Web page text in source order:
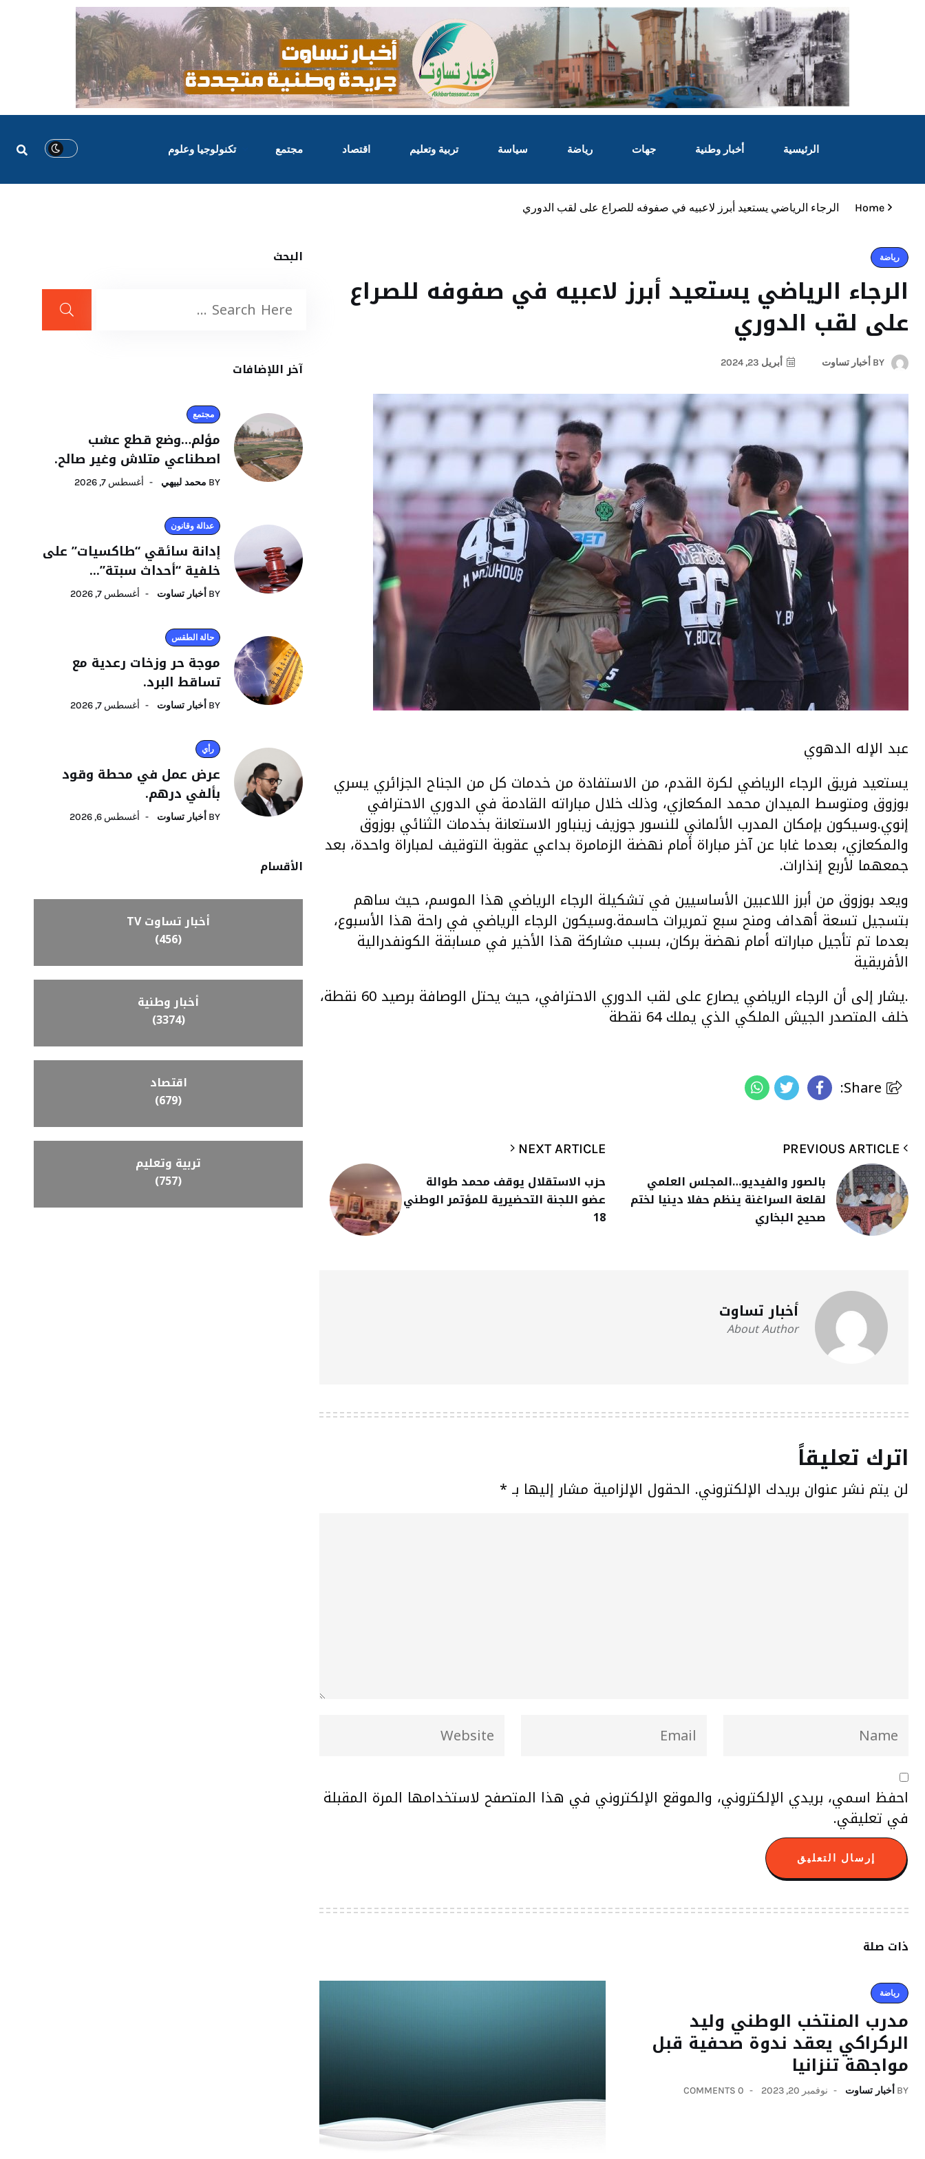
الرئيسية أخبار وطنية جهات رياضة سياسة تربية وتعليم اقتصاد مجتمع تكنولوجيا وعلوم
Home الرجاء الرياضي يستعيد أبرز لاعبيه في صفوفه للصراع على لقب الدوري
رياضة
الرجاء الرياضي يستعيد أبرز لاعبيه في صفوفه للصراع
على لقب الدوري
BY أخبار تساوت أبريل 23, 2024
عبد الإله الدهوي
يستعيد فريق الرجاء الرياضي لكرة القدم، من الاستفادة من خدمات كل من الجناح الجزائري يسري
بوزوق ومتوسط الميدان محمد المكعازي، وذلك خلال مباراته القادمة في الدوري الاحترافي
إنوي.وسيكون بإمكان المدرب الألماني للنسور جوزيف زينباور الاستعانة بخدمات الثنائي بوزوق
والمكعازي، بعدما غابا عن آخر مباراة أمام نهضة الزمامرة بداعي عقوبة التوقيف لمباراة واحدة، بعد
جمعهما لأربع إنذارات.
ويعد بوزوق من أبرز اللاعبين الأساسيين في تشكيلة الرجاء الرياضي هذا الموسم، حيث ساهم
بتسجيل تسعة أهداف ومنح سبع تمريرات حاسمة.وسيكون الرجاء الرياضي في راحة هذا الأسبوع،
بعدما تم تأجيل مباراته أمام نهضة بركان، بسبب مشاركة هذا الأخير في مسابقة الكونفدرالية
الأفريقية
.يشار إلى أن الرجاء الرياضي يصارع على لقب الدوري الاحترافي، حيث يحتل الوصافة برصيد 60 نقطة،
خلف المتصدر الجيش الملكي الذي يملك 64 نقطة
بالصور والفيديو…المجلس العلمي
لقلعة السراغنة ينظم حفلا دينيا لختم
صحيح البخاري
NEXT ARTICLE
حزب الاستقلال يوقف محمد طوالة
عضو اللجنة التحضيرية للمؤتمر الوطني
18
أخبار تساوت
About Author
اترك تعليقاً
لن يتم نشر عنوان بريدك الإلكتروني. الحقول الإلزامية مشار إليها بـ *
احفظ اسمي، بريدي الإلكتروني، والموقع الإلكتروني في هذا المتصفح لاستخدامها المرة المقبلة
في تعليقي.
ذات صلة
رياضة
مدرب المنتخب الوطني وليد
الركراكي يعقد ندوة صحفية قبل
مواجهة تنزانيا
BY أخبار تساوت نوفمبر 20, 2023 0 COMMENTS
البحث
آخر اللإضافات
مجتمع
مؤلم…وضع قطع عشب
اصطناعي متلاش وغير صالح.
BY محمد لبيهي أغسطس 7, 2026
عدالة وقانون
إدانة سائقي “طاكسيات” على
خلفية “أحداث سبتة”...
BY أخبار تساوت أغسطس 7, 2026
حالة الطقس
موجة حر وزخات رعدية مع
تساقط البرد.
BY أخبار تساوت أغسطس 7, 2026
رأي
عرض عمل في محطة وقود
بألفي درهم.
BY أخبار تساوت أغسطس 6, 2026
الأقسام
أخبار تساوت TV
(456)
أخبار وطنية
(3374)
اقتصاد
(679)
تربية وتعليم
(757)